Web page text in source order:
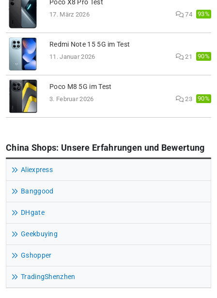
Poco X8 Pro Test
17. März 2026 74 93%
Redmi Note 15 5G im Test
11. Januar 2026 21 90%
Poco M8 5G im Test
3. Februar 2026 23 90%
China Shops: Unsere Erfahrungen und Bewertung
Aliexpress
Banggood
DHgate
Geekbuying
Gshopper
TradingShenzhen